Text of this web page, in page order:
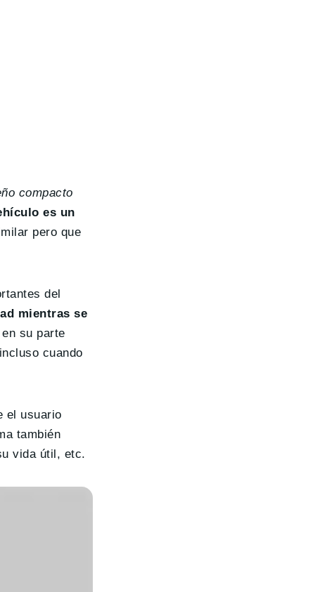
compacto
es un
pero que
del
mientras se
su parte
cuando
el usuario
también
vida útil, etc.